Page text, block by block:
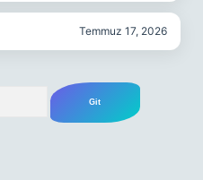
Temmuz 17, 2026